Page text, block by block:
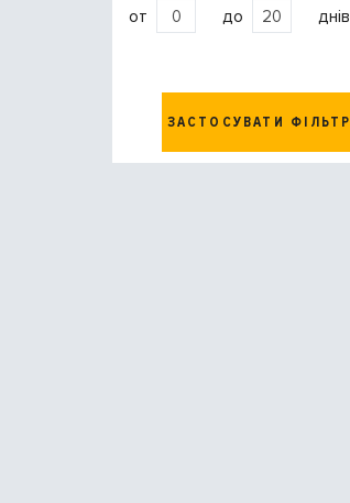
от до днів
ЗАСТОСУВАТИ ФІЛЬТР